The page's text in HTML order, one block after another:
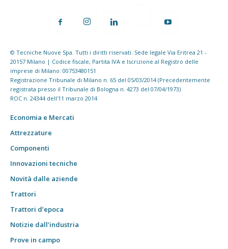
© Tecniche Nuove Spa. Tutti i diritti riservati. Sede legale Via Eritrea 21 -
20157 Milano | Codice fiscale, Partita IVA e Iscrizione al Registro delle
imprese di Milano: 00753480151
Registrazione Tribunale di Milano n. 65 del 05/03/2014 (Precedentemente
registrata presso il Tribunale di Bologna n. 4273 del 07/04/1973)
ROC n. 24344 dell'11 marzo 2014
Economia e Mercati
Attrezzature
Componenti
Innovazioni tecniche
Novità dalle aziende
Trattori
Trattori d’epoca
Notizie dall’industria
Prove in campo